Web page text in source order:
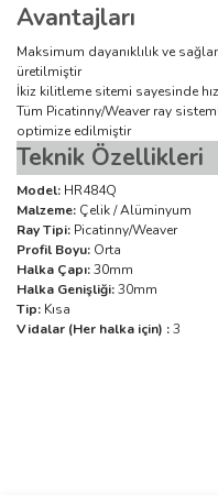
Avantajları
Maksimum dayanıklılık ve
üretilmiştir
İkiz kilitleme sitemi sayesinde
Tüm Picatinny/Weaver ray
optimize edilmiştir
Teknik Özellikleri
Model: HR484Q
Malzeme: Çelik / Alüminyum
Ray Tipi: Picatinny/Weaver
Profil Boyu: Orta
Halka Çapı:30mm
Halka Genişliği:30mm
Tip: Kısa
Vidalar (Her halka için) :3